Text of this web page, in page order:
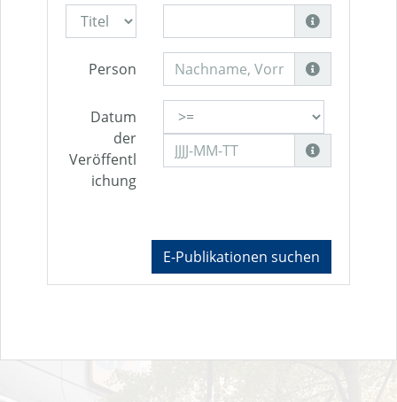
Person
Datum
der
Veröffentl
ichung
E-Publikationen suchen